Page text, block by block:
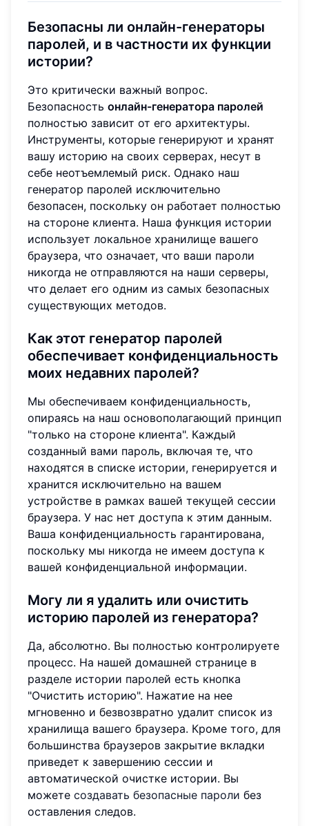
Безопасны ли онлайн-генераторы
паролей, и в частности их функции
истории?
Это критически важный вопрос.
Безопасность онлайн-генератора паролей
полностью зависит от его архитектуры.
Инструменты, которые генерируют и хранят
вашу историю на своих серверах, несут в
себе неотъемлемый риск. Однако наш
генератор паролей исключительно
безопасен, поскольку он работает полностью
на стороне клиента. Наша функция истории
использует локальное хранилище вашего
браузера, что означает, что ваши пароли
никогда не отправляются на наши серверы,
что делает его одним из самых безопасных
существующих методов.
Как этот генератор паролей
обеспечивает конфиденциальность
моих недавних паролей?
Мы обеспечиваем конфиденциальность,
опираясь на наш основополагающий принцип
"только на стороне клиента". Каждый
созданный вами пароль, включая те, что
находятся в списке истории, генерируется и
хранится исключительно на вашем
устройстве в рамках вашей текущей сессии
браузера. У нас нет доступа к этим данным.
Ваша конфиденциальность гарантирована,
поскольку мы никогда не имеем доступа к
вашей конфиденциальной информации.
Могу ли я удалить или очистить
историю паролей из генератора?
Да, абсолютно. Вы полностью контролируете
процесс. На нашей домашней странице в
разделе истории паролей есть кнопка
"Очистить историю". Нажатие на нее
мгновенно и безвозвратно удалит список из
хранилища вашего браузера. Кроме того, для
большинства браузеров закрытие вкладки
приведет к завершению сессии и
автоматической очистке истории. Вы
можете создавать безопасные пароли без
оставления следов.